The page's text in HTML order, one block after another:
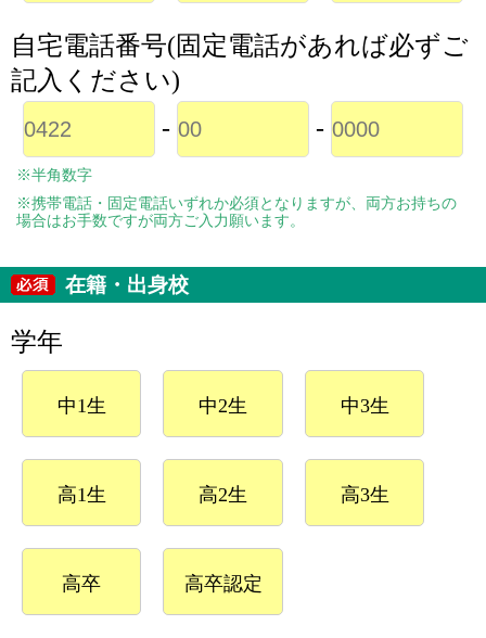
自宅電話番号(固定電話があれば必ずご
記入ください)
-
-
※半角数字
※携帯電話・固定電話いずれか必須となりますが、両方お持ちの
場合はお手数ですが両方ご入力願います。
在籍・出身校
学年
中1生 中2生 中3生
高1生 高2生 高3生
高卒 高卒認定